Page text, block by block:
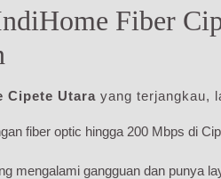
Fiber
Cipete Utara yang terjangkau,
fiber optic hingga 200 Mbps di
mengalami gangguan dan punya